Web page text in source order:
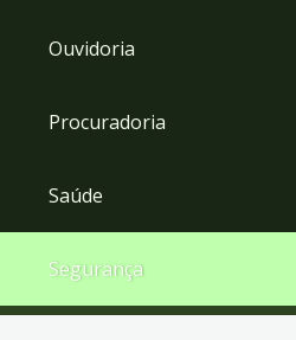
Ouvidoria
Procuradoria
Saúde
Segurança